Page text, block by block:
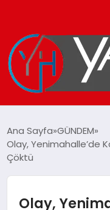
SPOR
Ana Sayfa GÜNDEM
Olay, Yenimahalle’de
Çöktü
Olay,